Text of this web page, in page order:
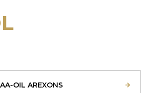
OIL AREXONS